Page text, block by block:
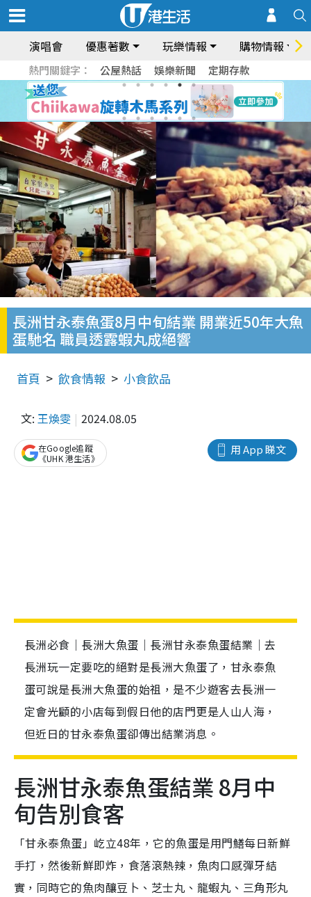
演唱會 優惠著數 玩樂情報 購物情報
熱門關鍵字： 公屋熱話 娛樂新聞 定期存款
長洲甘永泰魚蛋8月中旬結業 開業近50年大魚
蛋馳名 職員透露蝦丸成絕響
首頁 飲食情報 小食飲品
文: 王煥雯 2024.08.05
用 App 睇文
在Google追蹤
《UHK 港生活》
長洲必食｜長洲大魚蛋｜長洲甘永泰魚蛋結業｜去
長洲玩一定要吃的絕對是長洲大魚蛋了，甘永泰魚
蛋可說是長洲大魚蛋的始祖，是不少遊客去長洲一
定會光顧的小店每到假日他的店門更是人山人海，
但近日的甘永泰魚蛋卻傳出結業消息。
長洲甘永泰魚蛋結業 8月中
旬告別食客
「甘永泰魚蛋」屹立48年，它的魚蛋是用門鱔每日新鮮
手打，然後新鮮即炸，食落滾熱辣，魚肉口感彈牙結
實，同時它的魚肉釀豆卜、芝士丸、龍蝦丸、三角形丸